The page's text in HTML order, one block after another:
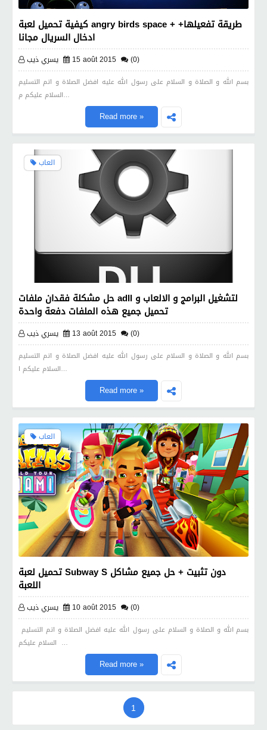
كيفية تحميل لعبة angry birds space + طريقة تفعيلها+
ادخال السريال مجانا
يسري ذيب 15 août 2015 (0)
بسم الله و الصلاة و السلام على رسول الله عليه افضل الصلاة و اتم التسليم
السلام عليكم م…
Read more »
العاب
حل مشكلة فقدان ملفات adll لتشغيل البرامج و الالعاب و
تحميل جميع هذه الملفات دفعة واحدة
يسري ذيب 13 août 2015 (0)
بسم الله و الصلاة و السلام على رسول الله عليه افضل الصلاة و اتم التسليم
السلام عليكم ا…
Read more »
العاب
تحميل لعبة Subway S دون تثبيت + حل جميع مشاكل
اللعبة
يسري ذيب 10 août 2015 (0)
بسم الله و الصلاة و السلام على رسول الله عليه افضل الصلاة و اتم التسليم
السلام عليكم …
Read more »
1